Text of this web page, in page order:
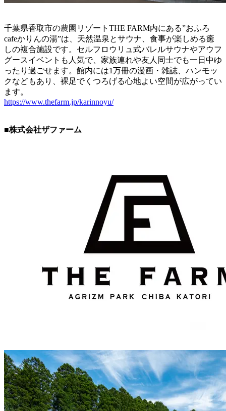
千葉県香取市の農園リゾートTHE FARM内にある”おふろ
cafeかりんの湯”は、天然温泉とサウナ、食事が楽しめる癒
しの複合施設です。セルフロウリュ式バレルサウナやアウフ
グースイベントも人気で、家族連れや友人同士でも一日中ゆ
ったり過ごせます。館内には1万冊の漫画・雑誌、ハンモッ
クなどもあり、裸足でくつろげる心地よい空間が広がってい
ます。
https://www.thefarm.jp/karinnoyu/
■株式会社ザファーム